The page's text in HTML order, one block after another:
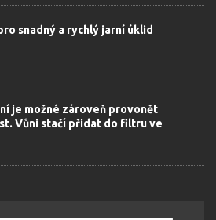
snadný a rychlý jarní úklid
je možné zároveň provonět
Vůni stačí přidat do filtru ve